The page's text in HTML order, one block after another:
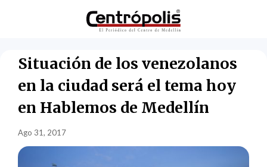
Situación de los venezolanos
en la ciudad será el tema hoy
en Hablemos de Medellín
Ago 31, 2017